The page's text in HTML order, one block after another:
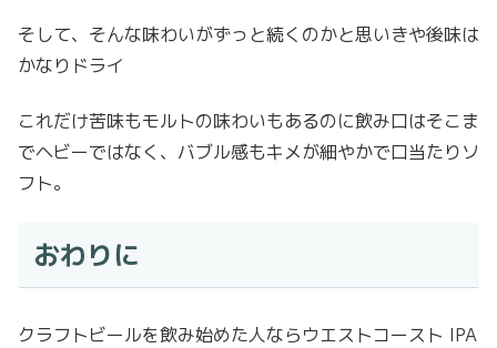
そして、そんな味わいがずっと続くのかと思いきや後味は
かなりドライ
これだけ苦味もモルトの味わいもあるのに飲み口はそこま
でヘビーではなく、バブル感もキメが細やかで口当たりソ
フト。
おわりに
クラフトビールを飲み始めた人ならウエストコースト IPA